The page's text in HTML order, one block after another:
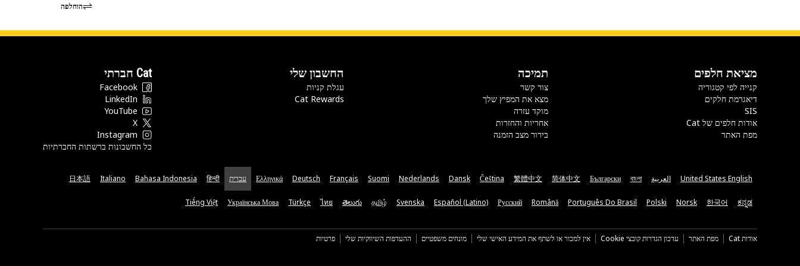
הוחלפה
מציאת חלפים
קנייה לפי קטגוריה
דיאגרמת חלקים
SIS
אודות חלפים של Cat
מפת האתר
תמיכה
צור קשר
מצא את המפיץ שלך
מוקד עזרה
אחריות והחזרות
בירור מצב הזמנה
החשבון שלי
עגלת קניות
Cat Rewards
Cat חברתי
Facebook
LinkedIn
YouTube
X
Instagram
כל החשבונות ברשתות החברתיות
United States English العربية বাংলা
Български
简体中文
繁體中文
Čeština
Dansk
Nederlands
Suomi
Français
Deutsch
Ελληνικά עברית हिन्दी
Bahasa Indonesia
Italiano
日本語
ಕನ್ನಡ
한국어
Norsk
Polski
Português Do Brasil
Română
Русский
Español (Latino)
Svenska
தமிழ்
తెలుగు
ไทย
Türkçe
Українська Мова
Tiếng Việt
אודות Cat מפת האתר עדכון הגדרות קובצי Cookie אין למכור או לשתף את המידע האישי שלי מונחים משפטיים ההעדפות השיווקיות שלי פרטיות